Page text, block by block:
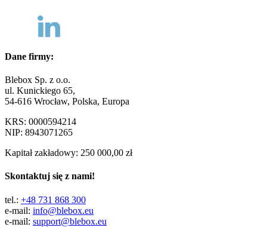
Dane firmy:
Blebox Sp. z o.o.
ul. Kunickiego 65,
54-616 Wrocław, Polska, Europa
KRS: 0000594214
NIP: 8943071265
Kapitał zakładowy: 250 000,00 zł
Skontaktuj się z nami!
tel.: +48 731 868 300
e-mail: info@blebox.eu
e-mail: support@blebox.eu